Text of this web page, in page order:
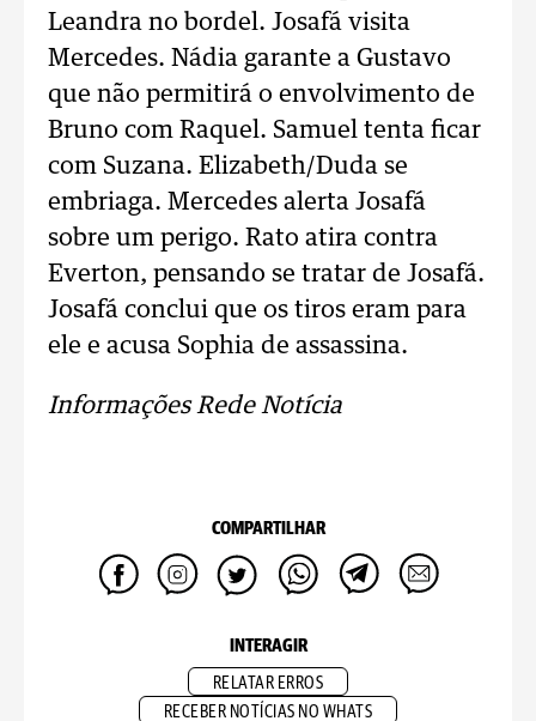
Leandra no bordel. Josafá visita
Mercedes. Nádia garante a Gustavo
que não permitirá o envolvimento de
Bruno com Raquel. Samuel tenta ficar
com Suzana. Elizabeth/Duda se
embriaga. Mercedes alerta Josafá
sobre um perigo. Rato atira contra
Everton, pensando se tratar de Josafá.
Josafá conclui que os tiros eram para
ele e acusa Sophia de assassina.
Informações Rede Notícia
COMPARTILHAR
INTERAGIR
RELATAR ERROS
RECEBER NOTÍCIAS NO WHATS